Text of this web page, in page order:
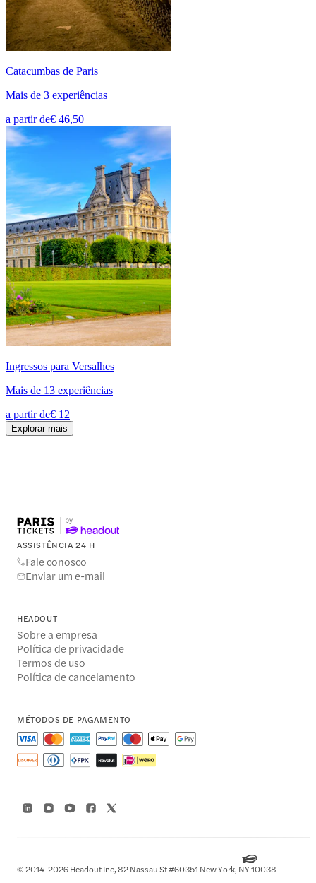
Catacumbas de Paris
Mais de 3 experiências
a partir de€ 46,50
Ingressos para Versalhes
Mais de 13 experiências
a partir de€ 12
Explorar mais
ASSISTÊNCIA 24 H
Fale conosco
Enviar um e-mail
HEADOUT
Sobre a empresa
Política de privacidade
Termos de uso
Política de cancelamento
MÉTODOS DE PAGAMENTO
© 2014-2026 Headout Inc, 82 Nassau St #60351 New York, NY 10038